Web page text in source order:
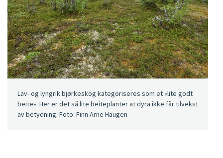
Lav- og lyngrik bjørkeskog kategoriseres som et «lite godt
beite». Her er det så lite beiteplanter at dyra ikke får tilvekst
av betydning. Foto: Finn Arne Haugen